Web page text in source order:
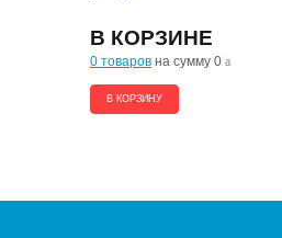
В КОРЗИНЕ
0 товаров на сумму 0 a
В КОРЗИНУ